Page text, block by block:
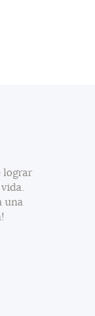
lograr
una